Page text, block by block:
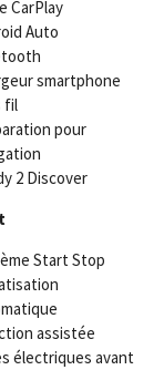
CarPlay
Auto
smartphone
fil
pour
2 Discover
Start Stop
assistée
électriques avant